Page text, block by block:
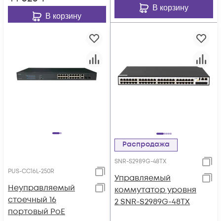
В корзину
В корзину
PUS-CC16L-250R
Неуправляемый
стоечный 16
портовый PoE
Распродажа
SNR-S2989G-48TX
Управляемый
коммутатор уровня
2 SNR-S2989G-48TX